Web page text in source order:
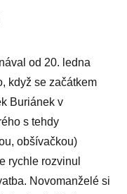
od 20. ledna
když se začátkem
Buriánek v
s tehdy
obšívačkou)
rychle rozvinul
Novomanželé si